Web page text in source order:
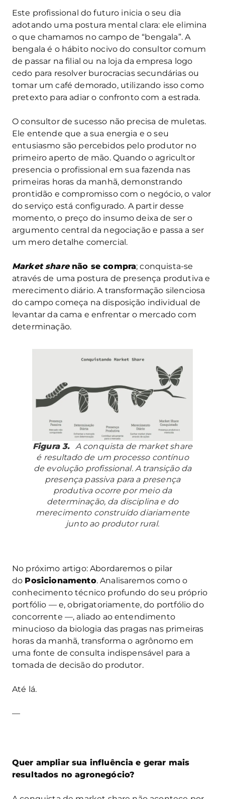
Este profissional do futuro inicia o seu dia
adotando uma postura mental clara: ele elimina
o que chamamos no campo de “bengala”. A
bengala é o hábito nocivo do consultor comum
de passar na filial ou na loja da empresa logo
cedo para resolver burocracias secundárias ou
tomar um café demorado, utilizando isso como
pretexto para adiar o confronto com a estrada.
O consultor de sucesso não precisa de muletas.
Ele entende que a sua energia e o seu
entusiasmo são percebidos pelo produtor no
primeiro aperto de mão. Quando o agricultor
presencia o profissional em sua fazenda nas
primeiras horas da manhã, demonstrando
prontidão e compromisso com o negócio, o valor
do serviço está configurado. A partir desse
momento, o preço do insumo deixa de ser o
argumento central da negociação e passa a ser
um mero detalhe comercial.
Market sharenão se compra; conquista-se
através de uma postura de presença produtiva e
merecimento diário. A transformação silenciosa
do campo começa na disposição individual de
levantar da cama e enfrentar o mercado com
determinação.
Figura 3. A conquista de market share
é resultado de um processo contínuo
de evolução profissional. A transição da
presença passiva para a presença
produtiva ocorre por meio da
determinação, da disciplina e do
merecimento construído diariamente
junto ao produtor rural.
No próximo artigo: Abordaremos o pilar
do Posicionamento. Analisaremos como o
conhecimento técnico profundo do seu próprio
portfólio — e, obrigatoriamente, do portfólio do
concorrente —, aliado ao entendimento
minucioso da biologia das pragas nas primeiras
horas da manhã, transforma o agrônomo em
uma fonte de consulta indispensável para a
tomada de decisão do produtor.
Até lá.
—
Quer ampliar sua influência e gerar mais
resultados no agronegócio?